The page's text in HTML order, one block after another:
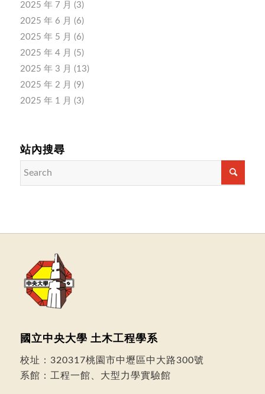
2025 年 7 月 (3)
2025 年 6 月 (6)
2025 年 5 月 (6)
2025 年 4 月 (5)
2025 年 3 月 (13)
2025 年 2 月 (9)
2025 年 1 月 (3)
站內搜尋
國立中央大學 土木工程學系
校址： 320317桃園市中壢區中大路300號
系館：工程一館、大型力學實驗館